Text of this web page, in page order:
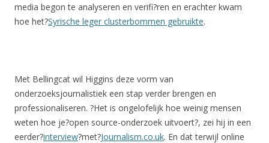
media begon te analyseren en verifi?ren en erachter kwam
hoe het?Syrische leger clusterbommen gebruikte.
Met Bellingcat wil Higgins deze vorm van
onderzoeksjournalistiek een stap verder brengen en
professionaliseren. ?Het is ongelofelijk hoe weinig mensen
weten hoe je?open source-onderzoek uitvoert?, zei hij in een
eerder?interview?met?Journalism.co.uk. En dat terwijl online